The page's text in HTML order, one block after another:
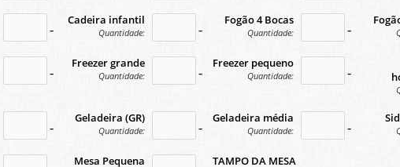
no-icon
Cadeira infantil
Quantidade: no-icon
Fogão 4 Bocas
Quantidade: no-
no-icon
Freezer grande
Quantidade: no-icon
Freezer pequeno
Quantidade: no-icon
no-icon
Geladeira (GR)
Quantidade: no-icon
Geladeira média
Quantidade: no-
Mesa Pequena
TAMPO DA MESA